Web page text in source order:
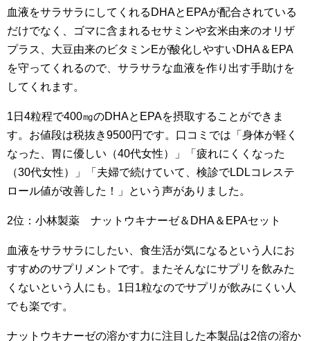
血液をサラサラにしてくれるDHAとEPAが配合されている
だけでなく、ゴマに含まれるセサミンや玄米由来のオリザ
プラス、大豆由来のビタミンEが酸化しやすいDHA＆EPA
を守ってくれるので、サラサラな血液を作り出す手助けを
してくれます。
1日4粒程で400㎎のDHAとEPAを摂取することができま
す。お値段は税抜き9500円です。口コミでは「身体が軽く
なった、胃に優しい（40代女性）」「疲れにくくなった
（30代女性）」「夫婦で続けていて、検診でLDLコレステ
ロール値が改善した！」という声がありました。
2位：小林製薬 ナットウキナーゼ＆DHA＆EPAセット
血液をサラサラにしたい、食生活が気になるという人にお
すすめのサプリメントです。またそんなにサプリを飲みた
くないという人にも。1日1粒なのでサプリが飲みにくい人
でも楽です。
ナットウキナーゼの溶かす力に注目した本製品は2倍の溶か